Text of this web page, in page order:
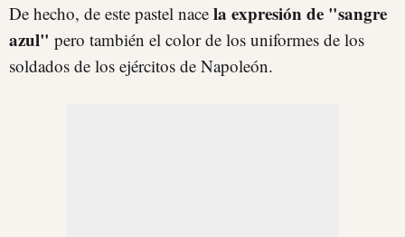
De hecho, de este pastel nace la expresión de "sangre
azul" pero también el color de los uniformes de los
soldados de los ejércitos de Napoleón.